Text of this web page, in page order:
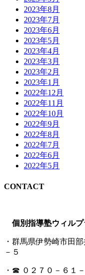
2023年8月
2023年7月
2023年6月
2023年5月
2023年4月
2023年3月
2023年2月
2023年1月
2022年12月
2022年11月
2022年10月
2022年9月
2022年8月
2022年7月
2022年6月
2022年5月
CONTACT
個別指導塾ウィルプ
・群馬県伊勢崎市田
－５
・☎ ０２７０－６１